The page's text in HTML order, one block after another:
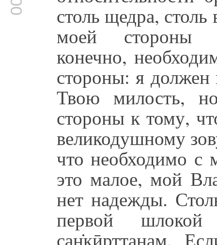
столь щедра,
моей стороны
конечно,
стороны: я должен
Твою милость,
стороны к тому,
великодушному
что необходимо с
это малое, мой
нет надежды.
первой шлокой
сан̇кӣрттанам.